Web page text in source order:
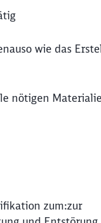
wie das
nötigen
zum:zur